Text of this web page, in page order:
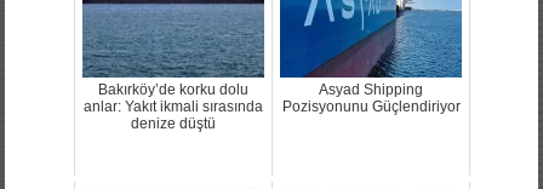
Bakırköy’de korku dolu
anlar: Yakıt ikmali sırasında
denize düştü
Asyad Shipping
Pozisyonunu Güçlendiriyor